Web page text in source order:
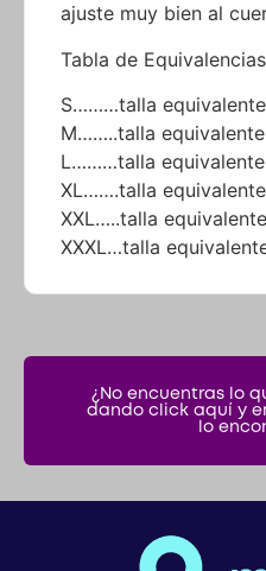
ajuste muy bien al
Tabla de
S………talla
M……..talla
L………talla
XL…….talla
XXL…..talla
XXXL…talla
¿No encuentras lo
dando click aquí y
lo